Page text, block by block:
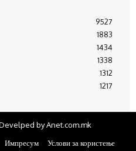
9527
1883
1434
1338
1312
1217
by Anet.com.mk
Импресум Услови за користење